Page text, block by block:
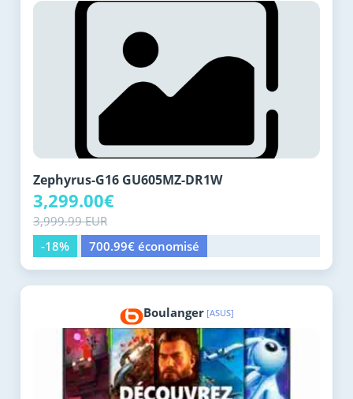
Zephyrus-G16 GU605MZ-DR1W
3,299.00€
3,999.99 EUR
-18%
700.99€ économisé
Boulanger [ASUS]